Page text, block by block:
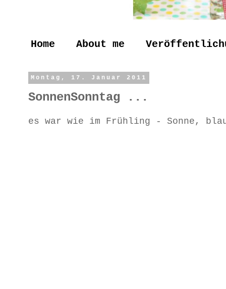
Home About me
Montag, 17. Januar 2011
SonnenSonntag ...
es war wie im Frühling - Sonne,